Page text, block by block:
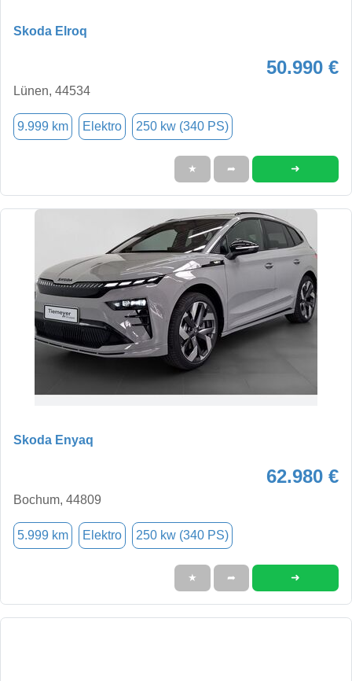
Skoda Elroq
50.990 €
Lünen, 44534
9.999 km Elektro 250 kw (340 PS)
★ ➦ ➜
Skoda Enyaq
62.980 €
Bochum, 44809
5.999 km Elektro 250 kw (340 PS)
★ ➦ ➜